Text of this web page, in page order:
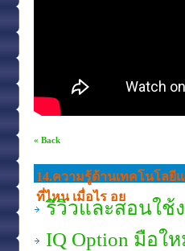
« Back
14.ความรู้ด้านเทคโนโลยี
ที่ไหน เมื่อไร อย
รีวิวและสอนใช้
IQ Option มือใ